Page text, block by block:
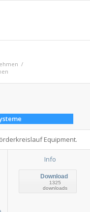
/
Equipment.
Info
Download
1325
downloads